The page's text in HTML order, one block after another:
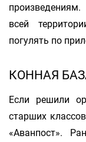
всей
погулять по
КОННАЯ
Если решили
старших
«Аванпост».